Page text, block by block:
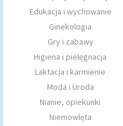
Edukacja i wychowanie
Ginekologia
Gry i zabawy
Higiena i pielęgnacja
Laktacja i karmienie
Moda i Uroda
Nianie, opiekunki
Niemowlęta